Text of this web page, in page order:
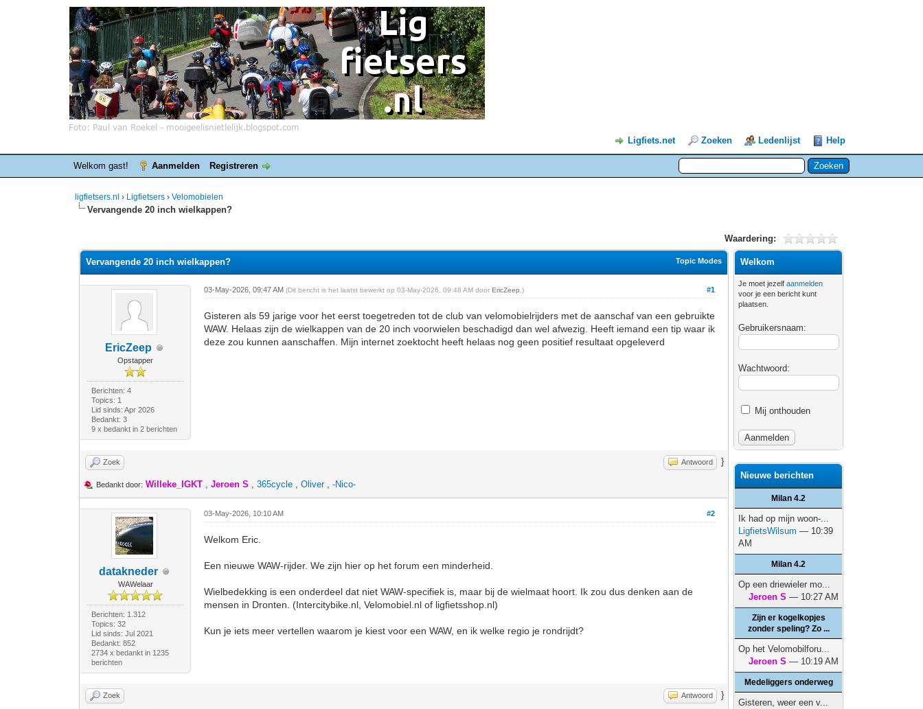
Ligfiets.net Zoeken Ledenlijst Help
Welkom gast! Aanmelden Registreren
ligfietsers.nl › Ligfietsers ›Velomobielen
Vervangende 20 inch wielkappen?
Waardering:
Topic Modes
Vervangende 20 inch wielkappen?
EricZeep
Opstapper
Berichten: 4
Topics: 1
Lid sinds: Apr 2026
Bedankt: 3
9 x bedankt in 2 berichten
#1
03-May-2026, 09:47 AM(Dit bericht is het laatst bewerkt op 03-May-2026, 09:48 AM doorEricZeep .)
Gisteren als 59 jarige voor het eerst toegetreden tot de club van velomobielrijders met de aanschaf van een gebruikte
WAW. Helaas zijn de wielkappen van de 20 inch voorwielen beschadigd dan wel afwezig. Heeft iemand een tip waar ik
deze zou kunnen aanschaffen. Mijn internet zoektocht heeft helaas nog geen positief resultaat opgeleverd
Zoek Antwoord }
Bedankt door: Willeke_IGKT ,Jeroen S ,365cycle ,Oliver,-Nico-
datakneder
WAWelaar
Berichten: 1.312
Topics: 32
Lid sinds: Jul 2021
Bedankt: 852
2734 x bedankt in 1235
berichten
#2
03-May-2026, 10:10 AM
Welkom Eric.
Een nieuwe WAW-rijder. We zijn hier op het forum een minderheid.
Wielbedekking is een onderdeel dat niet WAW-specifiek is, maar bij de wielmaat hoort. Ik zou dus denken aan de
mensen in Dronten. (Intercitybike.nl, Velomobiel.nl of ligfietsshop.nl)
Kun je iets meer vertellen waarom je kiest voor een WAW, en ik welke regio je rondrijdt?
Zoek Antwoord }
Welkom
Je moet jezelfaanmelden
voor je een bericht kunt
plaatsen.
Gebruikersnaam:
Wachtwoord:
Mij onthouden
Nieuwe berichten
Milan 4.2
Ik had op mijn woon-...
LigfietsWilsum — 10:39
AM
Milan 4.2
Op een driewieler mo...
Jeroen S — 10:27 AM
Zijn er kogelkopjes
zonder speling? Zo ...
Op het Velomobilforu...
Jeroen S — 10:19 AM
Medeliggers onderweg
Gisteren, weer een v...